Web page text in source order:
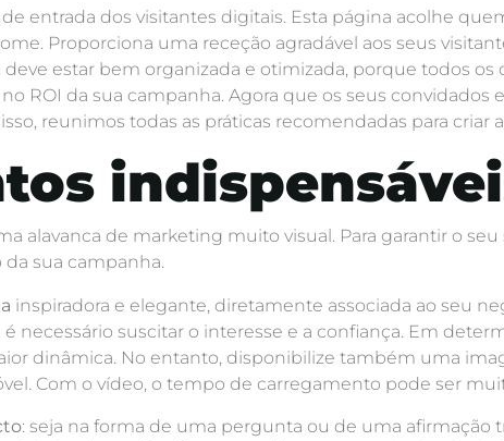
entrada dos visitantes digitais. Esta página acolhe
Proporciona uma receção agradável aos seus
deve estar bem organizada e otimizada, porque todos
ROI da sua campanha. Agora que os seus
reunimos todas as práticas recomendadas para criar a
alavanca de marketing muito visual. Para garantir o
sua campanha.
inspiradora e elegante, diretamente associada ao seu
necessário suscitar o interesse e a confiança. Em
dinâmica. No entanto, disponibilize também uma
Com o vídeo, o tempo de carregamento pode ser
: seja na forma de uma pergunta ou de uma afirmação